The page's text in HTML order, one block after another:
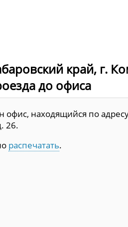
край, г.
до офиса
находящийся по
26.
распечатать.